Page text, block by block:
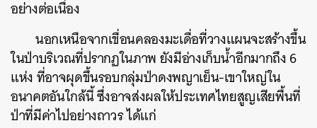
อย่างต่อเนื่อง
นอกเหนือจากเขื่อนคลองมะเดื่อที่วางแผนจะสร้างขึ้น
ในป่าบริเวณที่ปรากฏในภาพ ยังมีอ่างเก็บน้ำอีกมากถึง 6
แห่ง ที่อาจผุดขึ้นรอบกลุ่มป่าดงพญาเย็น-เขาใหญ่ใน
อนาคตอันใกล้นี้ ซึ่งอาจส่งผลให้ประเทศไทยสูญเสียพื้นที่
ป่าที่มีค่าไปอย่างถาวร ได้แก่